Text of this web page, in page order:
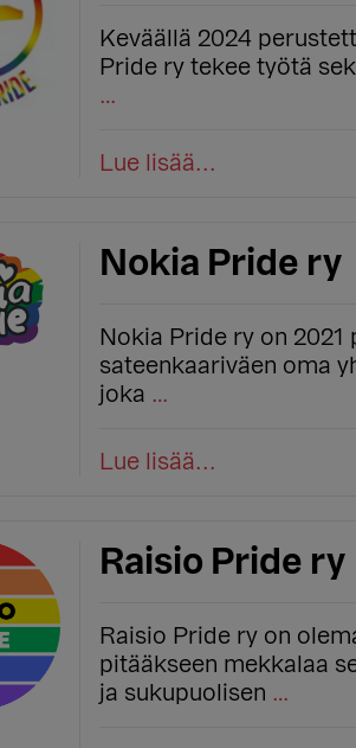
Keväällä 2024
Pride ry tekee työtä
…
Lue lisää...
Nokia Pride ry
Nokia Pride ry on 2021
sateenkaariväen oma
joka …
Lue lisää...
Raisio Pride ry
Raisio Pride ry on
pitääkseen mekkalaa
ja sukupuolisen …